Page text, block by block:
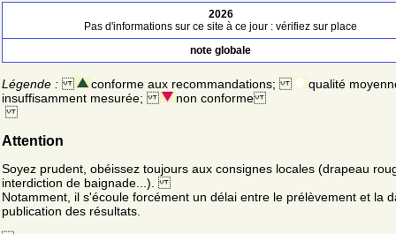
2026
Pas d'informations sur ce site à ce jour : vérifiez sur place
note globale
Légende : conforme aux recommandations;
qualité
insuffisamment mesurée;
non conforme
Attention
Soyez prudent, obéissez toujours aux consignes locales (drapeau
interdiction de baignade...).
Notamment, il s'écoule forcément un délai entre le prélèvement et la
publication des résultats.